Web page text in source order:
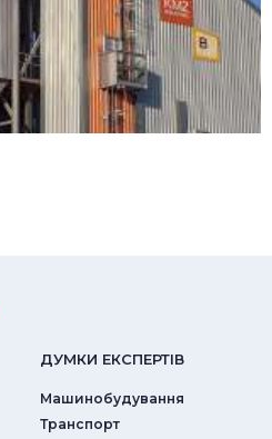
ДУМКИ ЕКСПЕРТIВ
Машинобудування
Транспорт